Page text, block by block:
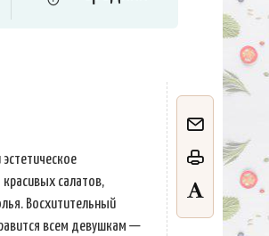
салатов,
Восхитительный
всем девушкам —